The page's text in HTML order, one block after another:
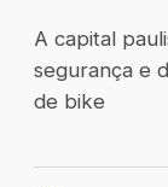
A capital
segurança e
de bike